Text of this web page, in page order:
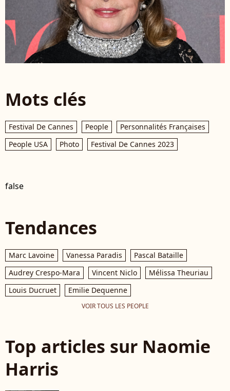
Mots clés
Festival De Cannes People
Personnalités Françaises
People USA
Photo Festival De Cannes 2023
false
Tendances
Marc Lavoine Vanessa Paradis
Pascal Bataille
Audrey Crespo-Mara
Vincent Niclo
Mélissa Theuriau
Louis Ducruet
Emilie Dequenne
VOIR TOUS LES PEOPLE
Top articles sur Naomie
Harris